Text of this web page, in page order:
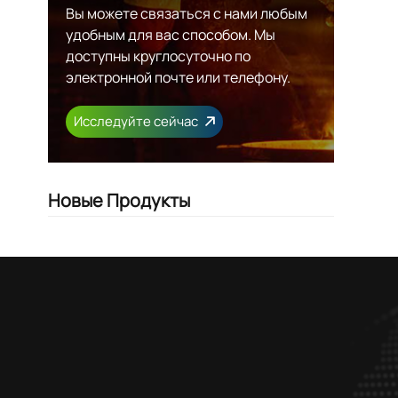
Вы можете связаться с нами любым
удобным для вас способом. Мы
доступны круглосуточно по
электронной почте или телефону.
Исследуйте сейчас
Новые Продукты